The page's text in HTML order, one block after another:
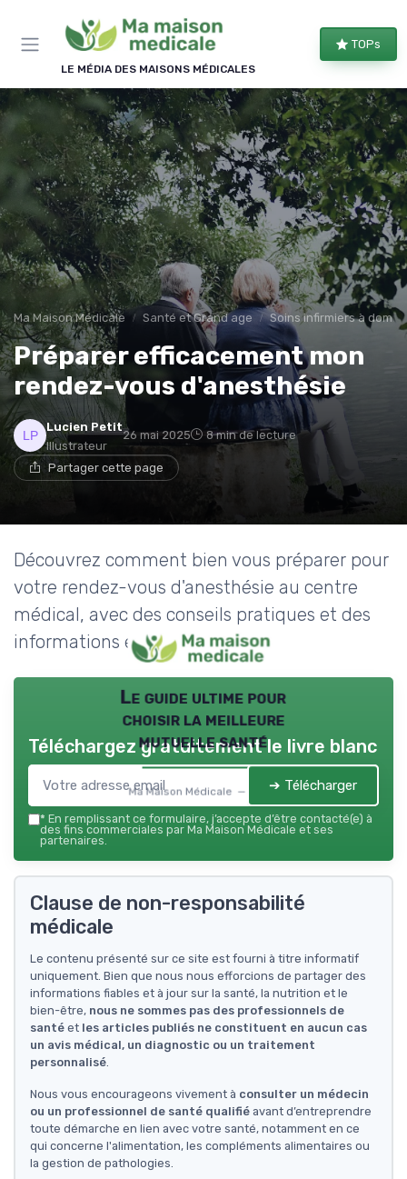
LE MÉDIA DES MAISONS MÉDICALES
TOPs
Ma Maison Médicale Santé et Grand age Soins infirmiers à
Préparer efficacement mon
rendez-vous d'anesthésie
Lucien Petit
Illustrateur
26 mai 2025 8 min de lecture
Partager cette page
Découvrez comment bien vous préparer pour
votre rendez-vous d'anesthésie au centre
médical, avec des conseils pratiques et des
informations essentielles.
Le guide ultime pour
choisir la meilleure
mutuelle santé
Ma Maison Médicale — 2026
Téléchargez gratuitement le livre blanc
➔ Télécharger
* En remplissant ce formulaire, j’accepte d’être contacté(e) à
des fins commerciales par Ma Maison Médicale et ses
partenaires.
Clause de non-responsabilité
médicale
Le contenu présenté sur ce site est fourni à titre informatif
uniquement. Bien que nous nous efforcions de partager des
informations fiables et à jour sur la santé, la nutrition et le
bien-être, nous ne sommes pas des professionnels de
santé et les articles publiés ne constituent en aucun cas
un avis médical, un diagnostic ou un traitement
personnalisé.
Nous vous encourageons vivement à consulter un médecin
ou un professionnel de santé qualifié avant d’entreprendre
toute démarche en lien avec votre santé, notamment en ce
qui concerne l'alimentation, les compléments alimentaires ou
la gestion de pathologies.